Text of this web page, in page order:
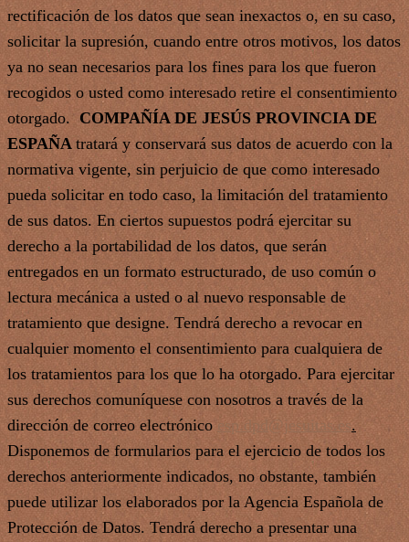
rectificación de los datos que sean inexactos o, en su caso,
solicitar la supresión, cuando entre otros motivos, los datos
ya no sean necesarios para los fines para los que fueron
recogidos o usted como interesado retire el consentimiento
otorgado. COMPAÑÍA DE JESÚS PROVINCIA DE
ESPAÑA tratará y conservará sus datos de acuerdo con la
normativa vigente, sin perjuicio de que como interesado
pueda solicitar en todo caso, la limitación del tratamiento
de sus datos. En ciertos supuestos podrá ejercitar su
derecho a la portabilidad de los datos, que serán
entregados en un formato estructurado, de uso común o
lectura mecánica a usted o al nuevo responsable de
tratamiento que designe. Tendrá derecho a revocar en
cualquier momento el consentimiento para cualquiera de
los tratamientos para los que lo ha otorgado. Para ejercitar
sus derechos comuníquese con nosotros a través de la
dirección de correo electrónico esp.dpd@jesuitas.es.
Disponemos de formularios para el ejercicio de todos los
derechos anteriormente indicados, no obstante, también
puede utilizar los elaborados por la Agencia Española de
Protección de Datos. Tendrá derecho a presentar una